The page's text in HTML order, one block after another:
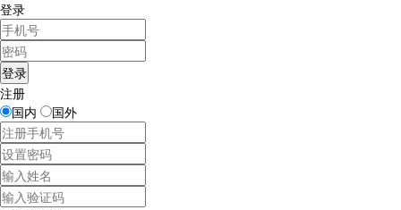
登录
注册
国内
国外